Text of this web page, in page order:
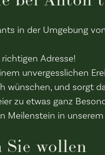
in der Umgebung
Adresse!
unvergesslichen
wünschen, und sorgt
zu etwas ganz
Meilenstein in unserem
Sie wollen